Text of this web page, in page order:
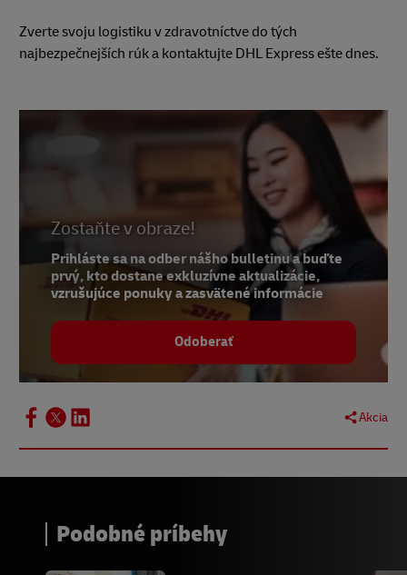
Zverte svoju logistiku v zdravotníctve do tých
najbezpečnejších rúk a kontaktujte DHL Express ešte dnes.
Zostaňte v obraze!
Prihláste sa na odber nášho bulletinu a buďte
prvý, kto dostane exkluzívne aktualizácie,
vzrušujúce ponuky a zasvätené informácie
Odoberať
Akcia
Podobné príbehy